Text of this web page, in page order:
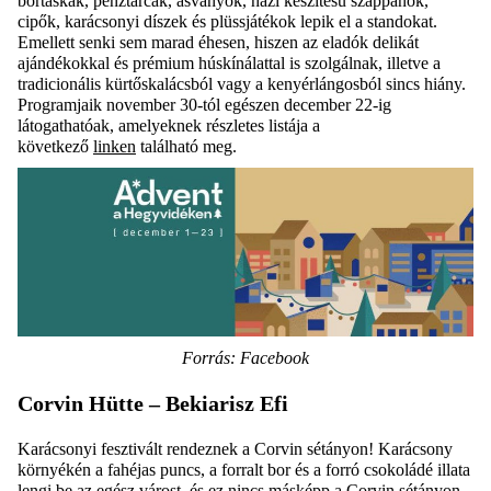
cipők, karácsonyi díszek és plüssjátékok lepik el a standokat.
Emellett senki sem marad éhesen, hiszen az eladók delikát
ajándékokkal és prémium húskínálattal is szolgálnak, illetve a
tradicionális kürtőskalácsból vagy a kenyérlángosból sincs hiány.
Programjaik november 30-tól egészen december 22-ig
látogathatóak, amelyeknek részletes listája a
következő linken található meg.
Forrás: Facebook
Corvin Hütte– Bekiarisz Efi
Karácsonyi fesztivált rendeznek a Corvin sétányon! Karácsony
környékén a fahéjas puncs, a forralt bor és a forró csokoládé illata